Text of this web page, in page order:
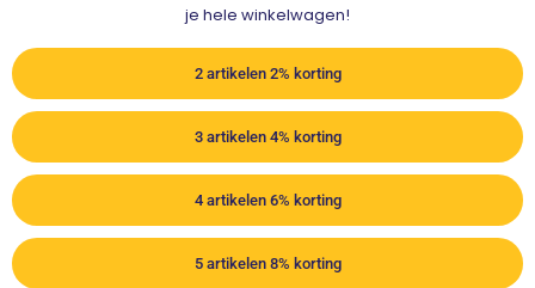
je hele winkelwagen!
2 artikelen 2% korting
3 artikelen 4% korting
4 artikelen 6% korting
5 artikelen 8% korting